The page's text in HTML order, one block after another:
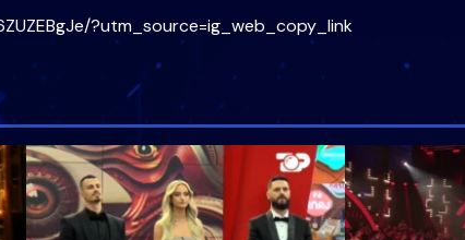
?utm_source=ig_web_copy_link